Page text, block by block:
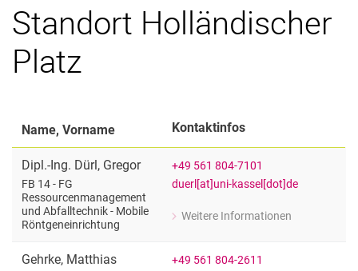
Standort Holländischer
Platz
Name, Vorname Kontaktinfos
Dipl.-Ing. Dürl, Gregor
FB 14 - FG
Ressourcenmanagement
und Abfalltechnik - Mobile
Röntgeneinrichtung
+49 561 804-7101
duerl[at]uni-kassel[dot]de
Weitere Informationen
zu Dipl.-Ing. Gregor Dürl
Gehrke, Matthias
+49 561 804-2611